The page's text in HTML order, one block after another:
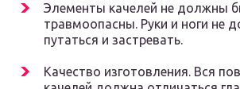
Элементы качелей не должны
травмоопасны. Руки и ноги не
путаться и застревать.
Качество изготовления. Вся